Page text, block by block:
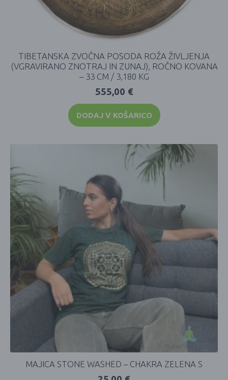
TIBETANSKA ZVOČNA POSODA ROŽA ŽIVLJENJA
(VGRAVIRANO ZNOTRAJ IN ZUNAJ), ROČNO KOVANA
– 33 CM / 3,180 KG
555,00 €
DODAJ V KOŠARICO
MAJICA STONE WASHED – CHAKRA ZELENA S